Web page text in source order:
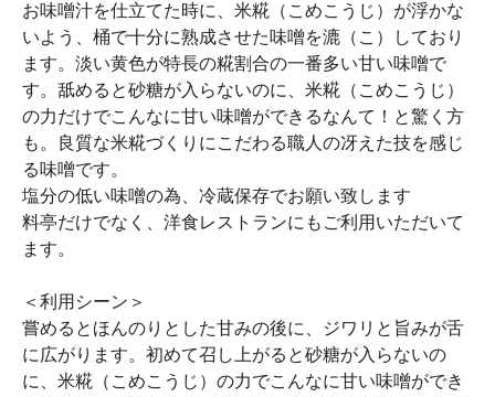
お味噌汁を仕立てた時に、米糀（こめこうじ）が浮かな
いよう、桶で十分に熟成させた味噌を漉（こ）しており
ます。淡い黄色が特長の糀割合の一番多い甘い味噌で
す。舐めると砂糖が入らないのに、米糀（こめこうじ）
の力だけでこんなに甘い味噌ができるなんて！と驚く方
も。良質な米糀づくりにこだわる職人の冴えた技を感じ
る味噌です。
塩分の低い味噌の為、冷蔵保存でお願い致します
料亭だけでなく、洋食レストランにもご利用いただいて
ます。
＜利用シーン＞
嘗めるとほんのりとした甘みの後に、ジワリと旨みが舌
に広がります。初めて召し上がると砂糖が入らないの
に、米糀（こめこうじ）の力でこんなに甘い味噌ができ